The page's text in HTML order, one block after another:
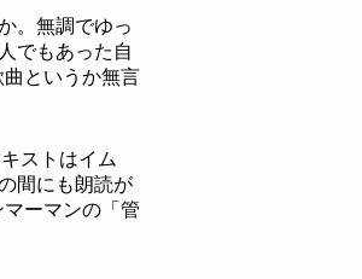
。無調でゆっ
でもあった自
というか無言
ストはイム
間にも朗読が
ーマンの「管